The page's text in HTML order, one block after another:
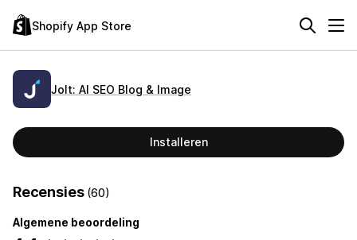
Shopify App Store
Jolt: AI SEO Blog & Image
Installeren
Recensies (60)
Algemene beoordeling